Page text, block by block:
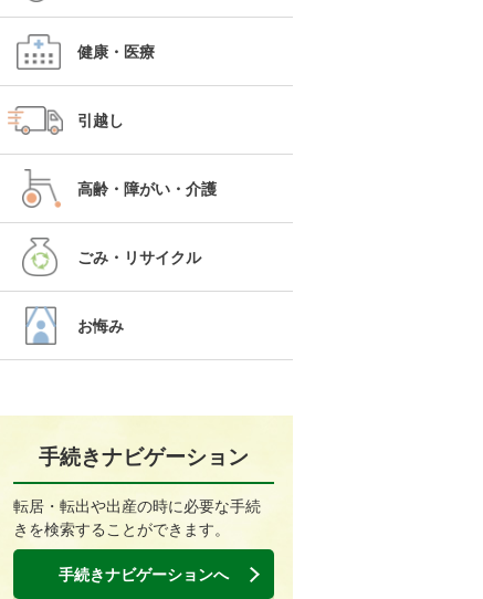
健康・医療
引越し
高齢・障がい・介護
ごみ・リサイクル
お悔み
手続きナビゲーション
転居・転出や出産の時に必要な手続
きを検索することができます。
手続きナビゲーションへ